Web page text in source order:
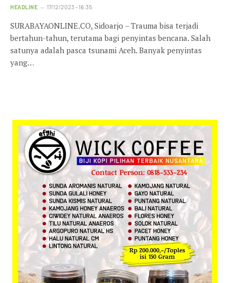
HEADLINE 17/12/2023 - 16:35
SURABAYAONLINE.CO, Sidoarjo – Trauma bisa terjadi
bertahun-tahun, terutama bagi penyintas bencana. Salah
satunya adalah pasca tsunami Aceh. Banyak penyintas
yang…